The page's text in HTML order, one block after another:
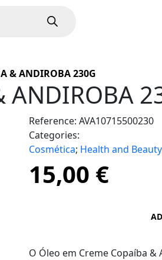
& ANDIROBA 230G
ANDIROBA
Reference: AVA10715500230
Categories:
Cosmética; Health and Beauty
15,00 €
O Óleo em Creme Copaíba